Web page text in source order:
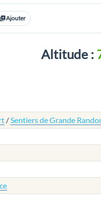
Ajouter
Altitude :
/Sentiers de Grande